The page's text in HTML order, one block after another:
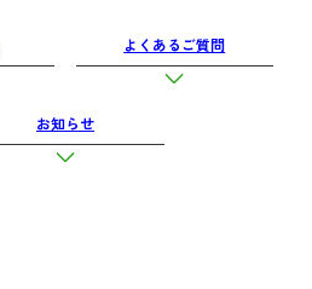
Parenting
働く・活動
よくあるご質問
お知らせ